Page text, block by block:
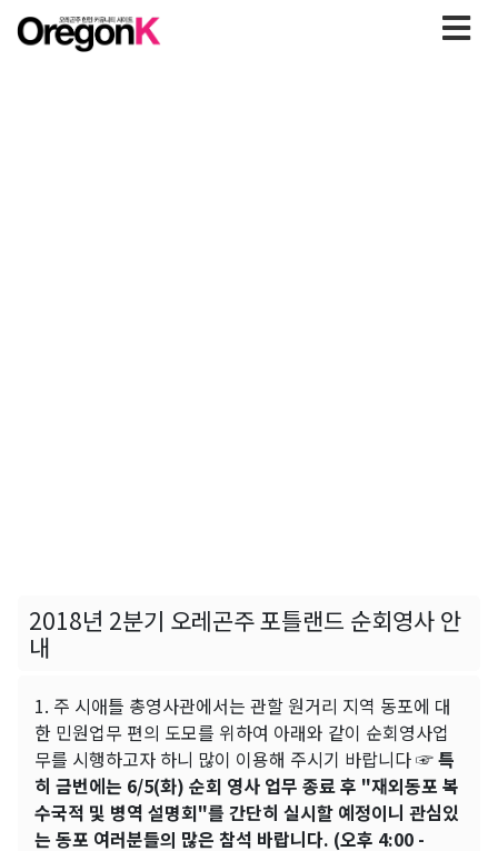
2018년 2분기 오레곤주 포틀랜드 순회영사 안
내
1. 주 시애틀 총영사관에서는 관할 원거리 지역 동포에 대
한 민원업무 편의 도모를 위하여 아래와 같이 순회영사업
무를 시행하고자 하니 많이 이용해 주시기 바랍니다☞ 특
히 금번에는 6/5(화) 순회 영사 업무 종료 후 "재외동포 복
수국적 및 병역 설명회"를 간단히 실시할 예정이니 관심있
는 동포 여러분들의 많은 참석 바랍니다. (오후 4:00 -